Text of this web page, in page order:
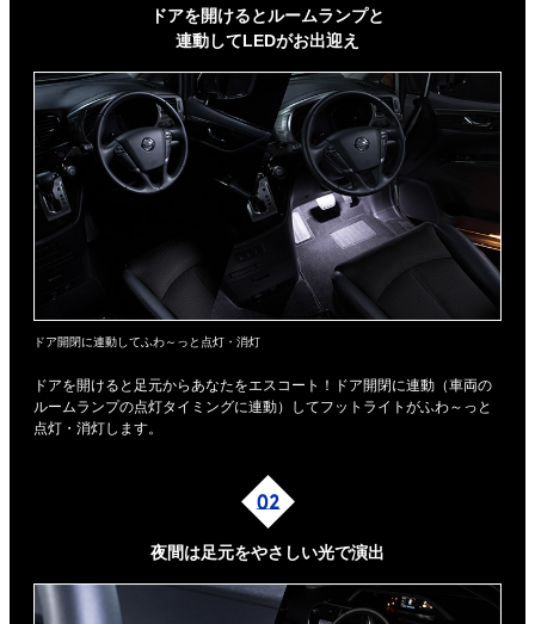
ドアを開けるとルームランプと
連動してLEDがお出迎え
ドア開閉に連動してふわ～っと点灯・消灯
ドアを開けると足元からあなたをエスコート！ドア開閉に連動（車両の
ルームランプの点灯タイミングに連動）してフットライトがふわ～っと
点灯・消灯します。
夜間は足元をやさしい光で演出